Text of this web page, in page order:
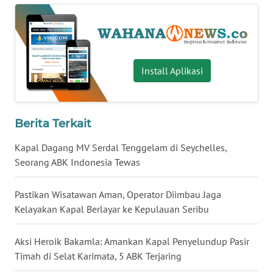
Install Aplikasi
Berita Terkait
Kapal Dagang MV Serdal Tenggelam di Seychelles,
Seorang ABK Indonesia Tewas
Pastikan Wisatawan Aman, Operator Diimbau Jaga
Kelayakan Kapal Berlayar ke Kepulauan Seribu
Aksi Heroik Bakamla: Amankan Kapal Penyelundup Pasir
Timah di Selat Karimata, 5 ABK Terjaring
WN
BABEL
WN
SUMBAR
SUMSEL
WN
BENGKULU
WN
LAMPUNG
WN
JATENG